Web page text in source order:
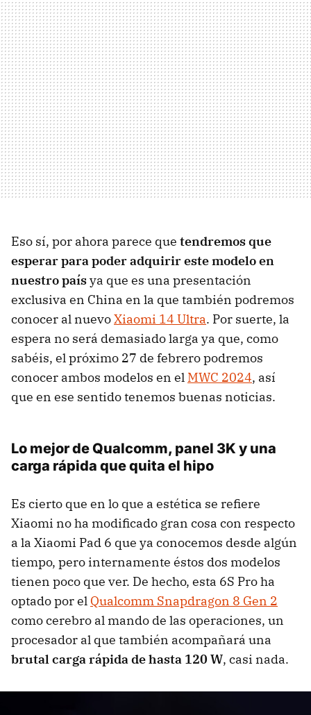
Eso sí, por ahora parece que tendremos que
esperar para poder adquirir este modelo en
nuestro paísya que es una presentación
exclusiva en China en la que también podremos
conocer al nuevoXiaomi 14 Ultra. Por suerte, la
espera no será demasiado larga ya que, como
sabéis, el próximo 27 de febrero podremos
conocer ambos modelos en el MWC 2024, así
que en ese sentido tenemos buenas noticias.
Lo mejor de Qualcomm, panel 3K y una
carga rápida que quita el hipo
Es cierto que en lo que a estética se refiere
Xiaomi no ha modificado gran cosa con respecto
a la Xiaomi Pad 6 que ya conocemos desde algún
tiempo, pero internamente éstos dos modelos
tienen poco que ver. De hecho, esta 6S Pro ha
optado por el Qualcomm Snapdragon 8 Gen 2
como cerebro al mando de las operaciones, un
procesador al que también acompañará una
brutal carga rápida de hasta 120 W, casi nada.